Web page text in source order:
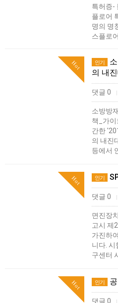
특허증-
플로어
명의 명
스플로어
Hot 인기
의 내
댓글 0 |
소방방
책_가
간한
의 내진
등에서
Hot 인기
댓글 0 |
면진장
고시 제
가진하
니다. 시
구센터
Hot 인기
댓글 0